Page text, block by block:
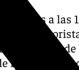
horas a las
a un
de
reanimación